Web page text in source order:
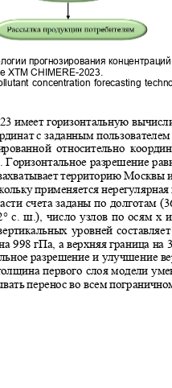
прогнозирования
ХТМ CHIMERE-2023.
concentration forecasting
имеет горизонтальную
с заданным
относительно
Горизонтальное разрешение
территорию
применяется
счета заданы по долготам
с. ш.), число узлов по осям
уровней
998 гПа, а верхняя граница
разрешение и улучшение
первого слоя модели
перенос во всем